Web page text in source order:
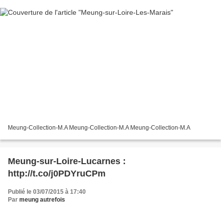
Meung-Collection-M.A Meung-Collection-M.A Meung-Collection-M.A
Meung-sur-Loire-Lucarnes :
http://t.co/j0PDYruCPm
Publié le 03/07/2015 à 17:40
Par meung autrefois